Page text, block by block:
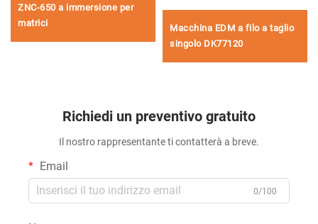
ZNC-650 a immersione per
matrici
Macchina EDM a filo a taglio
singolo DK77120
Richiedi un preventivo gratuito
Il nostro rappresentante ti contatterà a breve.
Email
0/100